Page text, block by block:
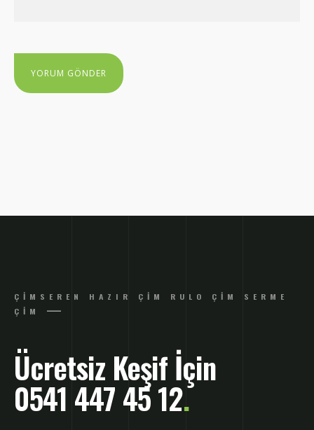
ÇIMSEREN HAZIR ÇIM RULO ÇIM SERME
ÇIM
Ücretsiz Keşif İçin
0541 447 45 12.